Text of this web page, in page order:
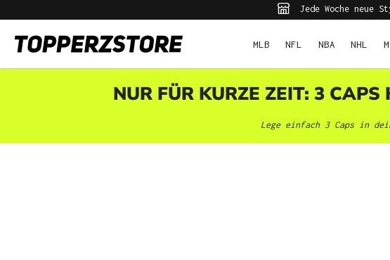
Jede Woche neue
MLB NFL NBA NHL
NUR FÜR KURZE ZEIT: 3
Lege einfach 3 Caps in